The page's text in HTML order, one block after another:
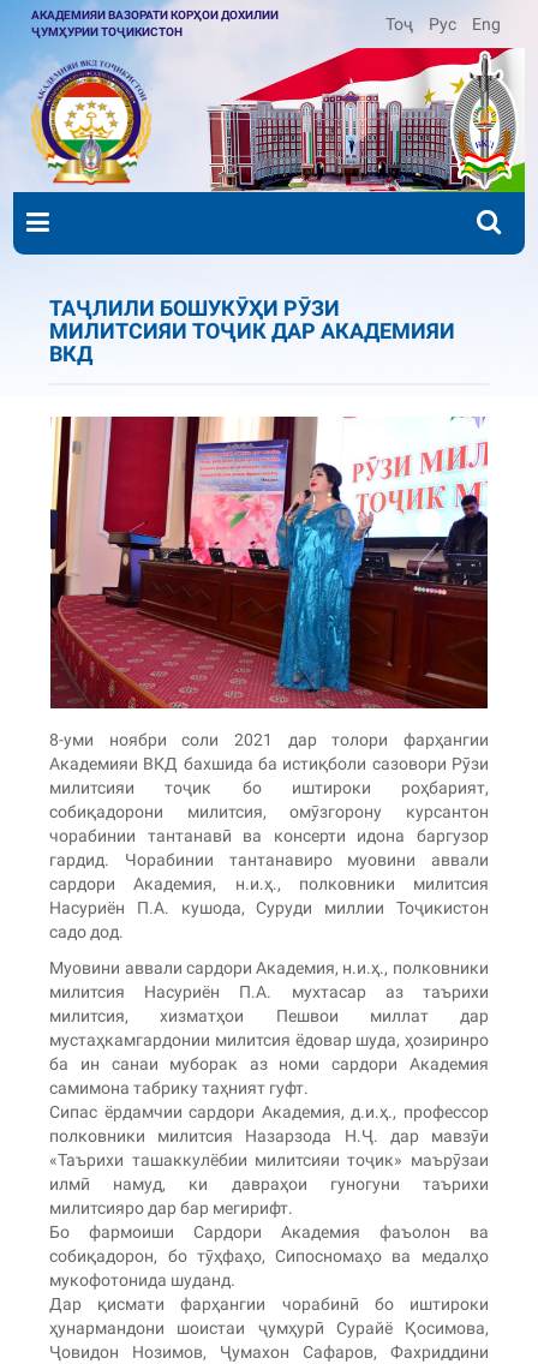
АКАДЕМИЯИ ВАЗОРАТИ КОРҲОИ ДОХИЛИИ
ҶУМҲУРИИ ТОҶИКИСТОН
Тоҷ Рус Eng
ТАҶЛИЛИ БОШУКӮҲИ РӮЗИ
МИЛИТСИЯИ ТОҶИК ДАР АКАДЕМИЯИ
ВКД
8-уми ноябри соли 2021 дар толори фарҳангии
Академияи ВКД бахшида ба истиқболи сазовори Рӯзи
милитсияи тоҷик бо иштироки роҳбарият,
собиқадорони милитсия, омӯзгорону курсантон
чорабинии тантанавӣ ва консерти идона баргузор
гардид. Чорабинии тантанавиро муовини аввали
сардори Академия, н.и.ҳ., полковники милитсия
Насуриён П.А. кушода, Суруди миллии Тоҷикистон
садо дод.
Муовини аввали сардори Академия, н.и.ҳ., полковники
милитсия Насуриён П.А. мухтасар аз таърихи
милитсия, хизматҳои Пешвои миллат дар
мустаҳкамгардонии милитсия ёдовар шуда, ҳозиринро
ба ин санаи муборак аз номи сардори Академия
самимона табрику таҳният гуфт.
Сипас ёрдамчии сардори Академия, д.и.ҳ., профессор
полковники милитсия Назарзода Н.Ҷ. дар мавзӯи
«Таърихи ташаккулёбии милитсияи тоҷик» маърӯзаи
илмӣ намуд, ки давраҳои гуногуни таърихи
милитсияро дар бар мегирифт.
Бо фармоиши Сардори Академия фаъолон ва
собиқадорон, бо тӯҳфаҳо, Сипосномаҳо ва медалҳо
мукофотонида шуданд.
Дар қисмати фарҳангии чорабинӣ бо иштироки
ҳунармандони шоистаи ҷумҳурӣ Сурайё Қосимова,
Ҷовидон Нозимов, Ҷумахон Сафаров, Фахриддини